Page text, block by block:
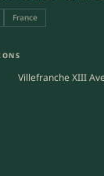
France
Villefranche XIII